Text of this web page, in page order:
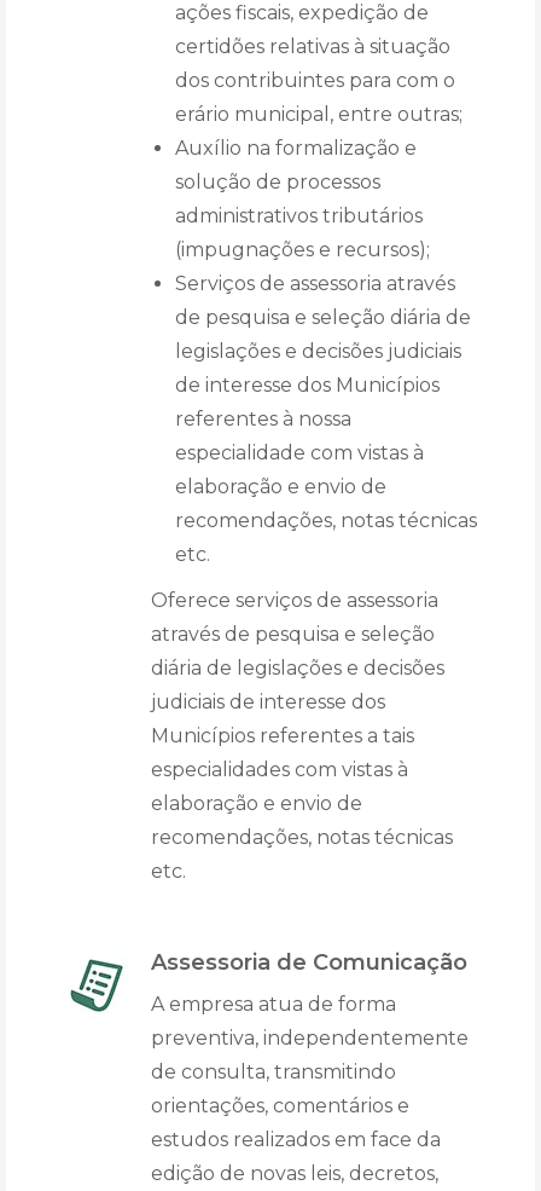
ações fiscais, expedição de
certidões relativas à situação
dos contribuintes para com o
erário municipal, entre outras;
Auxílio na formalização e
solução de processos
administrativos tributários
(impugnações e recursos);
Serviços de assessoria através
de pesquisa e seleção diária de
legislações e decisões judiciais
de interesse dos Municípios
referentes à nossa
especialidade com vistas à
elaboração e envio de
recomendações, notas técnicas
etc.
Oferece serviços de assessoria
através de pesquisa e seleção
diária de legislações e decisões
judiciais de interesse dos
Municípios referentes a tais
especialidades com vistas à
elaboração e envio de
recomendações, notas técnicas
etc.
Assessoria de Comunicação
A empresa atua de forma
preventiva, independentemente
de consulta, transmitindo
orientações, comentários e
estudos realizados em face da
edição de novas leis, decretos,